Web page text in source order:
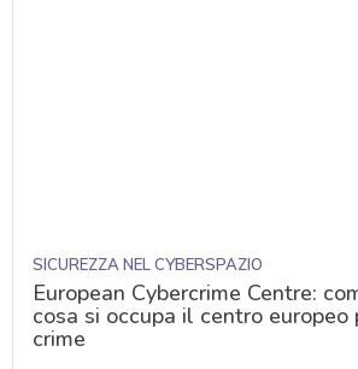
SICUREZZA NEL CYBERSPAZIO
European Cybercrime Centre:
cosa si occupa il centro europeo
crime